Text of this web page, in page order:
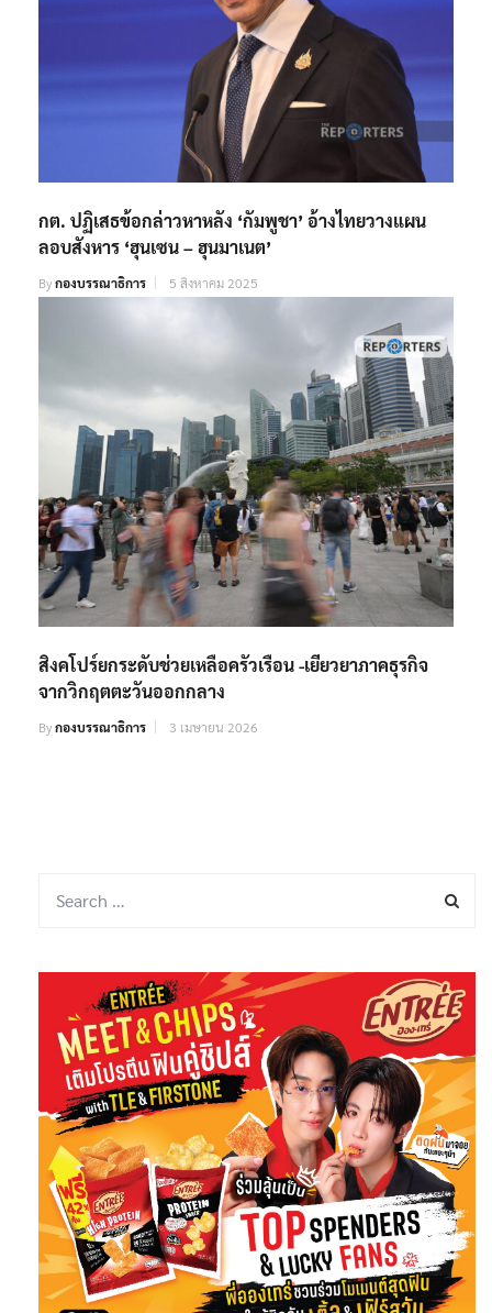
กต. ปฏิเสธข้อกล่าวหาหลัง ‘กัมพูชา’ อ้างไทยวางแผน
ลอบสังหาร ‘ฮุนเซน – ฮุนมาเนต’
Byกองบรรณาธิการ 5 สิงหาคม 2025
สิงคโปร์ยกระดับช่วยเหลือครัวเรือน -เยียวยาภาคธุรกิจ
จากวิกฤตตะวันออกกลาง
Byกองบรรณาธิการ 3 เมษายน 2026